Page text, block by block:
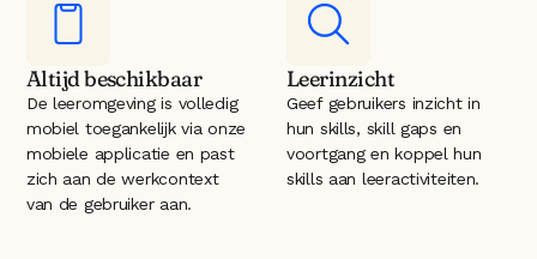
Altijd beschikbaar
De leeromgeving is volledig
mobiel toegankelijk via onze
mobiele applicatie en past
zich aan de werkcontext
van de gebruiker aan.
Leerinzicht
Geef gebruikers inzicht in
hun skills, skill gaps en
voortgang en koppel hun
skills aan leeractiviteiten.